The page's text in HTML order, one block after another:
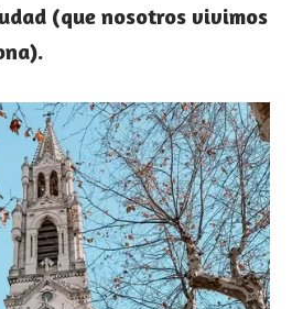
(que nosotros vivimos